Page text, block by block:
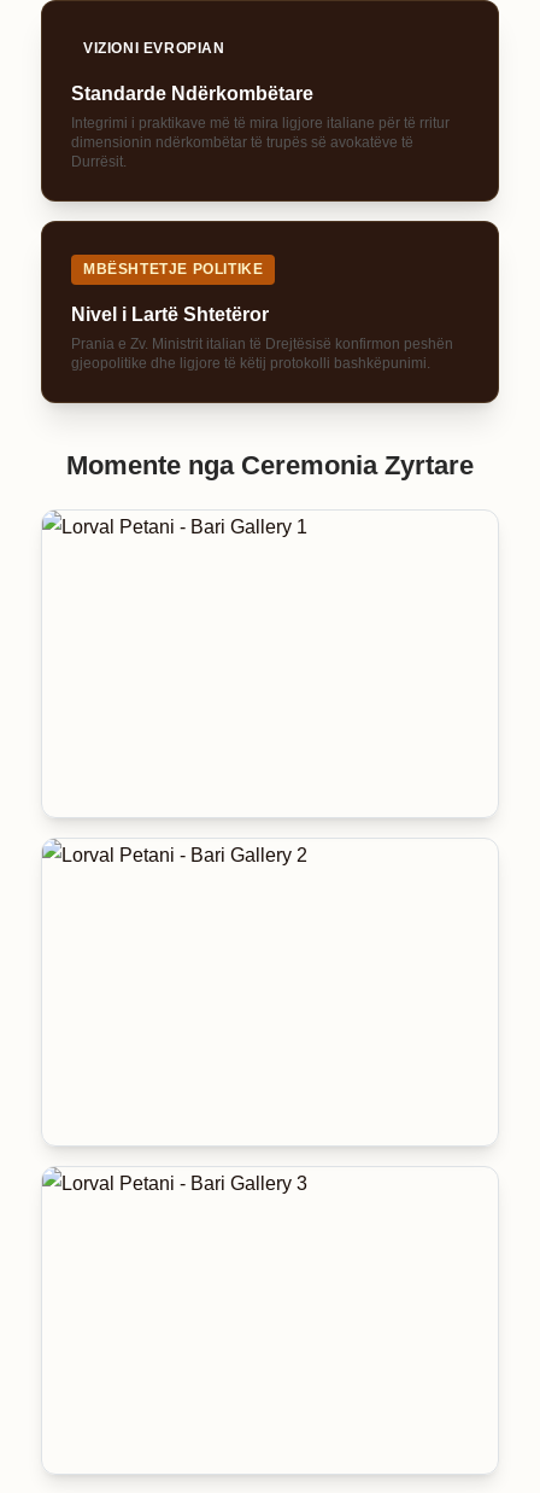
VIZIONI EVROPIAN
Standarde Ndërkombëtare
Integrimi i praktikave më të mira ligjore italiane për të rritur
dimensionin ndërkombëtar të trupës së avokatëve të
Durrësit.
MBËSHTETJE POLITIKE
Nivel i Lartë Shtetëror
Prania e Zv. Ministrit italian të Drejtësisë konfirmon peshën
gjeopolitike dhe ligjore të këtij protokolli bashkëpunimi.
Momente nga Ceremonia Zyrtare